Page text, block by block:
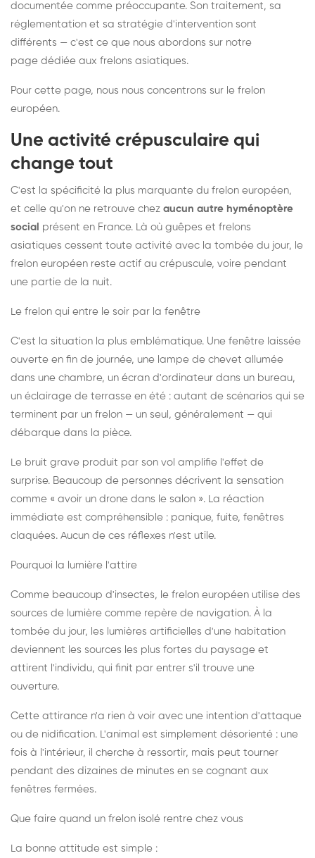
documentée comme préoccupante. Son traitement, sa
réglementation et sa stratégie d'intervention sont
différents — c'est ce que nous abordons sur notre
page dédiée aux frelons asiatiques.
Pour cette page, nous nous concentrons sur le frelon
européen.
Une activité crépusculaire qui
change tout
C'est la spécificité la plus marquante du frelon européen,
et celle qu'on ne retrouve chez aucun autre hyménoptère
social présent en France. Là où guêpes et frelons
asiatiques cessent toute activité avec la tombée du jour, le
frelon européen reste actif au crépuscule, voire pendant
une partie de la nuit.
Le frelon qui entre le soir par la fenêtre
C'est la situation la plus emblématique. Une fenêtre laissée
ouverte en fin de journée, une lampe de chevet allumée
dans une chambre, un écran d'ordinateur dans un bureau,
un éclairage de terrasse en été : autant de scénarios qui se
terminent par un frelon — un seul, généralement — qui
débarque dans la pièce.
Le bruit grave produit par son vol amplifie l'effet de
surprise. Beaucoup de personnes décrivent la sensation
comme « avoir un drone dans le salon ». La réaction
immédiate est compréhensible : panique, fuite, fenêtres
claquées. Aucun de ces réflexes n'est utile.
Pourquoi la lumière l'attire
Comme beaucoup d'insectes, le frelon européen utilise des
sources de lumière comme repère de navigation. À la
tombée du jour, les lumières artificielles d'une habitation
deviennent les sources les plus fortes du paysage et
attirent l'individu, qui finit par entrer s'il trouve une
ouverture.
Cette attirance n'a rien à voir avec une intention d'attaque
ou de nidification. L'animal est simplement désorienté : une
fois à l'intérieur, il cherche à ressortir, mais peut tourner
pendant des dizaines de minutes en se cognant aux
fenêtres fermées.
Que faire quand un frelon isolé rentre chez vous
La bonne attitude est simple :